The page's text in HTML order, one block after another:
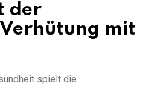
der
mit
spielt die